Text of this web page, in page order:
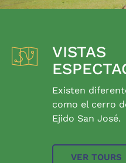
VISTAS
Existen
como el cerro
Ejido San José.
VER TOURS